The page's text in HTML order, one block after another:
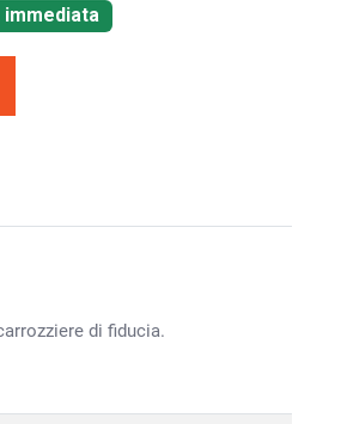
immediata
di fiducia.